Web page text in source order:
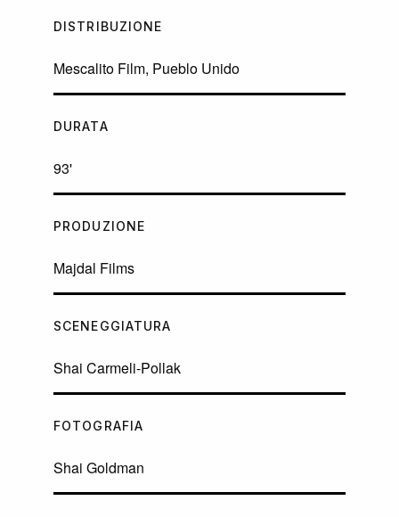
DISTRIBUZIONE
Mescalito Film, Pueblo Unido
DURATA
93'
PRODUZIONE
Majdal Films
SCENEGGIATURA
Shai Carmeli-Pollak
FOTOGRAFIA
Shai Goldman